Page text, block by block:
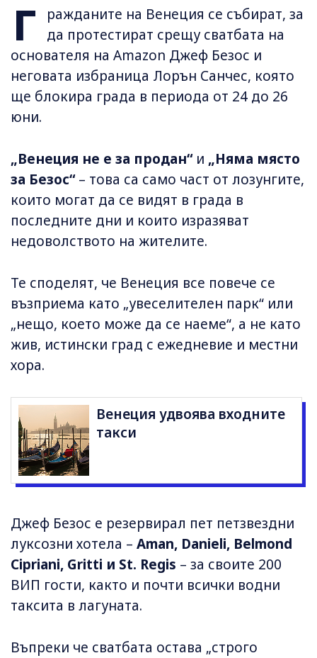
Г
ражданите на Венеция се събират, за
да протестират срещу сватбата на
основателя на Amazon Джеф Безос и
неговата избраница Лорън Санчес, която
ще блокира града в периода от 24 до 26
юни.
„Венеция не е за продан“ и „Няма място
за Безос“– това са само част от лозунгите,
които могат да се видят в града в
последните дни и които изразяват
недоволството на жителите.
Те споделят, че Венеция все повече се
възприема като „увеселителен парк“ или
„нещо, което може да се наеме“, а не като
жив, истински град с ежедневие и местни
хора.
Венеция удвоява входните
такси
Джеф Безос е резервирал пет петзвездни
луксозни хотела – Aman, Danieli, Belmond
Cipriani, Gritti и St. Regis – за своите 200
ВИП гости, както и почти всички водни
таксита в лагуната.
Въпреки че сватбата остава „строго